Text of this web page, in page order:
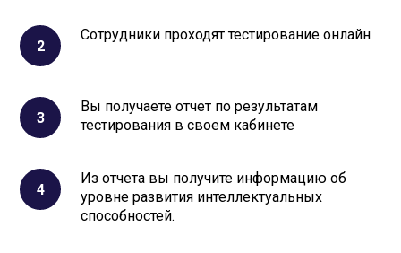
Сотрудники проходят тестирование онлайн
Вы получаете отчет по результатам
тестирования в своем кабинете
Из отчета вы получите информацию об
уровне развития интеллектуальных
способностей.